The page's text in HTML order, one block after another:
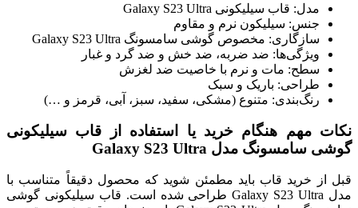
مدل: قاب سیلیکونی Galaxy S23 Ultra
جنس: سیلیکون نرم و مقاوم
سازگاری: مخصوص گوشی سامسونگ Galaxy S23 Ultra
ویژگی‌ها: ضد ضربه، ضد خش و ضد گرد و غبار
سطح: مات و نرم با خاصیت ضد لغزش
طراحی: باریک و سبک
رنگ‌بندی: متنوع (مشکی، سفید، سبز، آبی، قرمز و …)
نکات مهم هنگام خرید یا استفاده از قاب سیلیکونی
گوشی سامسونگ مدل Galaxy S23 Ultra
قبل از خرید قاب باید مطمئن شوید که محصول دقیقاً متناسب با
مدل Galaxy S23 Ultra طراحی شده است. قاب سیلیکونی گوشی